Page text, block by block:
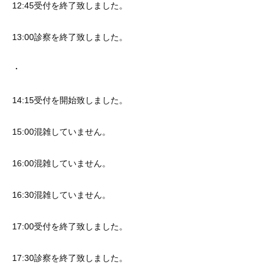
12:45受付を終了致しました。
13:00診察を終了致しました。
・
14:15受付を開始致しました。
15:00混雑していません。
16:00混雑していません。
16:30混雑していません。
17:00受付を終了致しました。
17:30診察を終了致しました。